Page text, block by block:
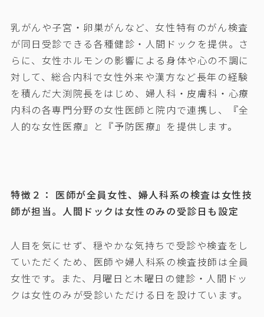
乳がんや子宮・卵巣がんなど、女性特有のがん検査
が同日受診できる各種健診・人間ドックを提供。さ
らに、女性ホルモンの影響による身体や心の不調に
対して、総合内科で女性外来や漢方など長年の経験
を積んだ大渕院長をはじめ、婦人科・皮膚科・心療
内科の各専門分野の女性医師と院内で連携し、『全
人的な女性医療』と『予防医療』を提供します。
特徴２： 医師が全員女性、婦人科系の検査は女性技
師が担当。人間ドックは女性のみの受診日も設定
人目を気にせず、穏やかな気持ちで受診や検査をし
ていただくため、医師や婦人科系の検査技師は全員
女性です。また、月曜日と木曜日の健診・人間ドッ
クは女性のみが受診いただける日を設けています。